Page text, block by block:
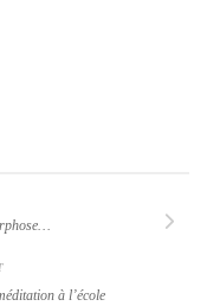
à l’école